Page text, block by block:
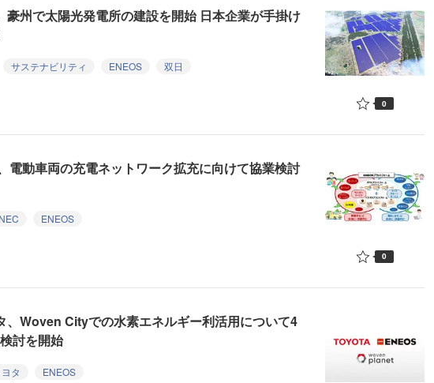
豪州で太陽光発電所の建設を開始 日本企業が手掛け
サステナビリティ ENEOS
双日
0
電動車両の充電ネットワーク拡充に向けて協業検討
NEC
ENEOS
0
、Woven Cityでの水素エネルギー利活用について4
討を開始
ヨタ
ENEOS